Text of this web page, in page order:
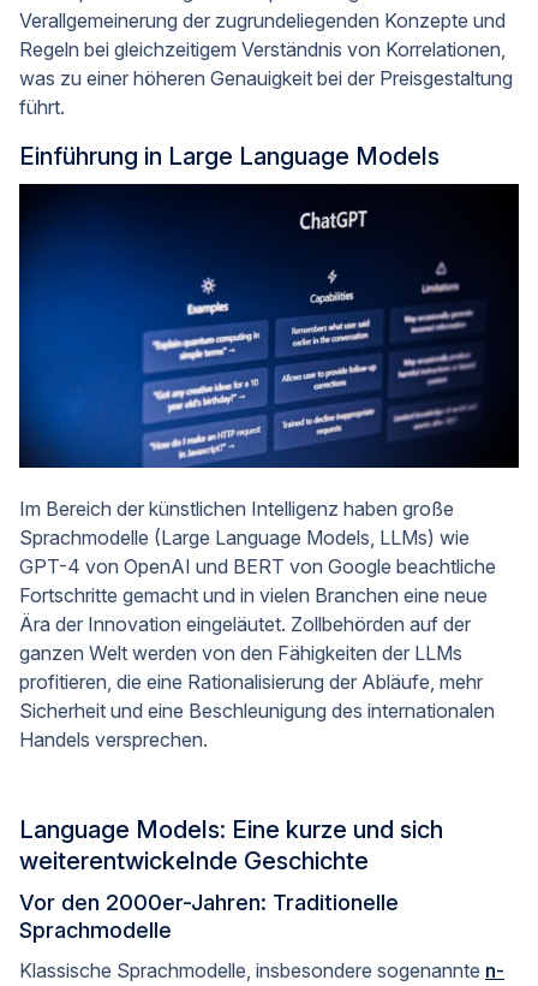
Verallgemeinerung der zugrundeliegenden Konzepte und
Regeln bei gleichzeitigem Verständnis von Korrelationen,
was zu einer höheren Genauigkeit bei der Preisgestaltung
führt.
Einführung in Large Language Models
Im Bereich der künstlichen Intelligenz haben große
Sprachmodelle (Large Language Models, LLMs) wie
GPT-4 von OpenAI und BERT von Google beachtliche
Fortschritte gemacht und in vielen Branchen eine neue
Ära der Innovation eingeläutet. Zollbehörden auf der
ganzen Welt werden von den Fähigkeiten der LLMs
profitieren, die eine Rationalisierung der Abläufe, mehr
Sicherheit und eine Beschleunigung des internationalen
Handels versprechen.
Language Models: Eine kurze und sich
weiterentwickelnde Geschichte
Vor den 2000er-Jahren: Traditionelle
Sprachmodelle
Klassische Sprachmodelle, insbesondere sogenannte n-